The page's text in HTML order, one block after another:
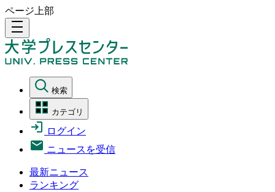
ページ上部
density_medium
検索
カテゴリ
ログイン
ニュースを受信
最新ニュース
ランキング